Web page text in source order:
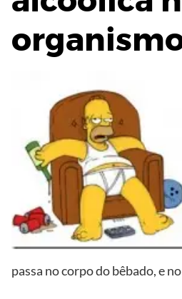
passa no corpo do bêbado, e